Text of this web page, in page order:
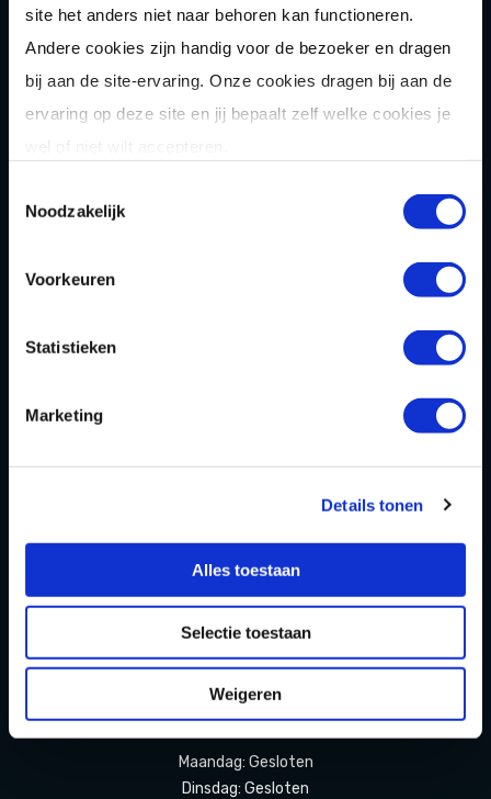
site het anders niet naar behoren kan functioneren.
Andere cookies zijn handig voor de bezoeker en dragen
bij aan de site-ervaring. Onze cookies dragen bij aan de
ervaring op deze site en jij bepaalt zelf welke cookies je
Noodzakelijk
Voorkeuren
Statistieken
Marketing
Details tonen
Alles toestaan
Selectie toestaan
Weigeren
DerSaboteur
Après-SkiMuziekbingo
Partners Playdôme Roosendaal
Cadeaubon
OPENINGSTIJDEN
Openingstijden zomervakantie
(11 juli t/m 23 augustus 2026)
Maandag: Gesloten
Dinsdag: Gesloten